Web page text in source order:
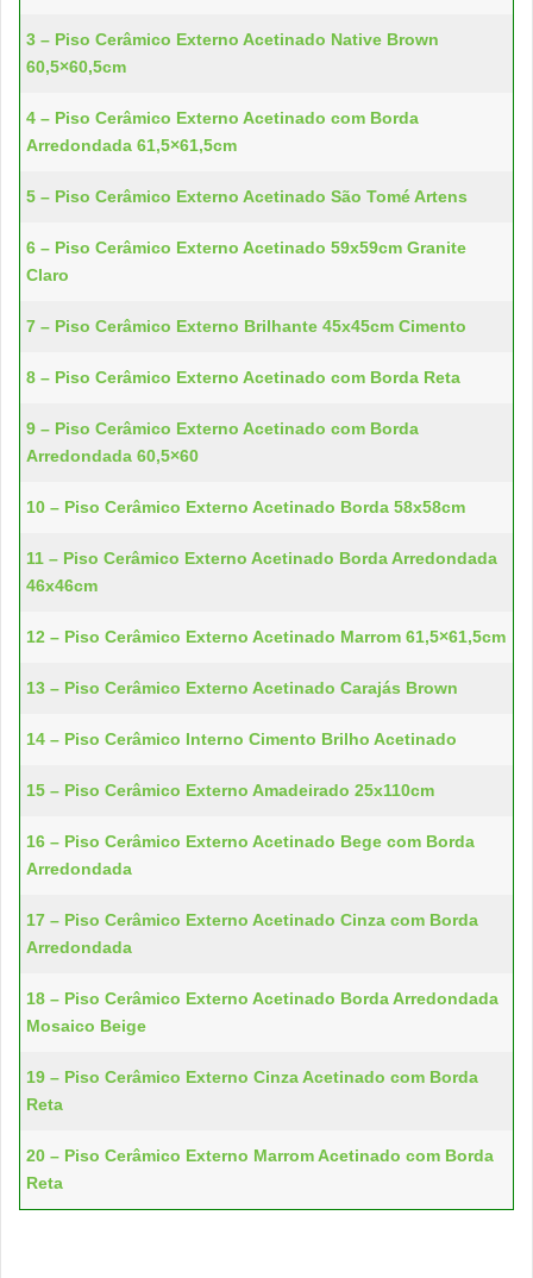
3 – Piso Cerâmico Externo Acetinado Native Brown
60,5×60,5cm
4 – Piso Cerâmico Externo Acetinado com Borda
Arredondada 61,5×61,5cm
5 – Piso Cerâmico Externo Acetinado São Tomé Artens
6 – Piso Cerâmico Externo Acetinado 59x59cm Granite
Claro
7 – Piso Cerâmico Externo Brilhante 45x45cm Cimento
8 – Piso Cerâmico Externo Acetinado com Borda Reta
9 – Piso Cerâmico Externo Acetinado com Borda
Arredondada 60,5×60
10 – Piso Cerâmico Externo Acetinado Borda 58x58cm
11 – Piso Cerâmico Externo Acetinado Borda Arredondada
46x46cm
12 – Piso Cerâmico Externo Acetinado Marrom 61,5×61,5cm
13 – Piso Cerâmico Externo Acetinado Carajás Brown
14 – Piso Cerâmico Interno Cimento Brilho Acetinado
15 – Piso Cerâmico Externo Amadeirado 25x110cm
16 – Piso Cerâmico Externo Acetinado Bege com Borda
Arredondada
17 – Piso Cerâmico Externo Acetinado Cinza com Borda
Arredondada
18 – Piso Cerâmico Externo Acetinado Borda Arredondada
Mosaico Beige
19 – Piso Cerâmico Externo Cinza Acetinado com Borda
Reta
20 – Piso Cerâmico Externo Marrom Acetinado com Borda
Reta